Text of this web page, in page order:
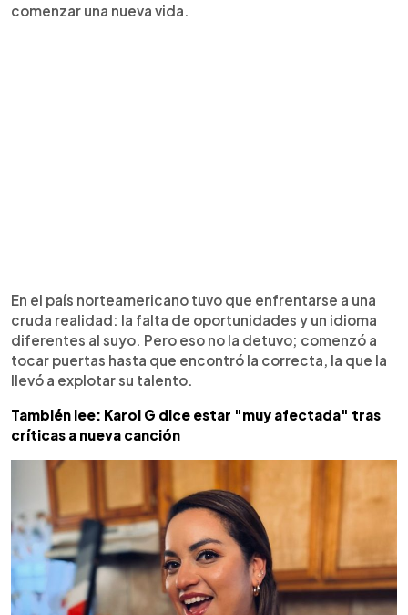
comenzar una nueva vida.
En el país norteamericano tuvo que enfrentarse a una
cruda realidad: la falta de oportunidades y un idioma
diferentes al suyo. Pero eso no la detuvo; comenzó a
tocar puertas hasta que encontró la correcta, la que la
llevó a explotar su talento.
También lee: Karol G dice estar "muy afectada" tras
críticas a nueva canción